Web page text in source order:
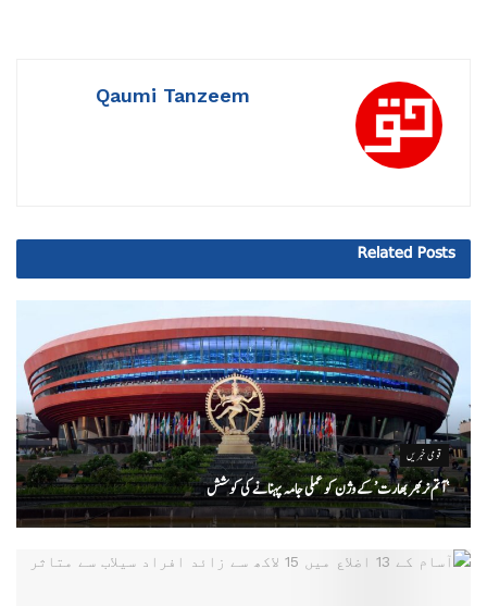
Qaumi Tanzeem
Related Posts
قومی خبریں
‘ آتم نربھر بھارت’ کے وژن کو عملی جامہ پہنانے کی کوشش